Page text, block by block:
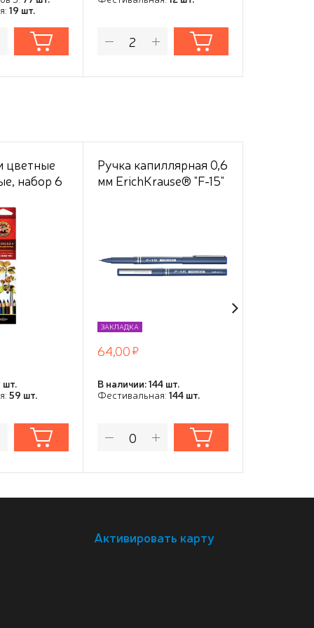
19 шт.
цветные
набор 6
шт.
59 шт.
Ручка капиллярная 0,6
мм ErichKrause® "F-15"
ЗАКЛАДКА
64,00
В наличии: 144 шт.
Фестивальная: 144 шт.
Активировать карту